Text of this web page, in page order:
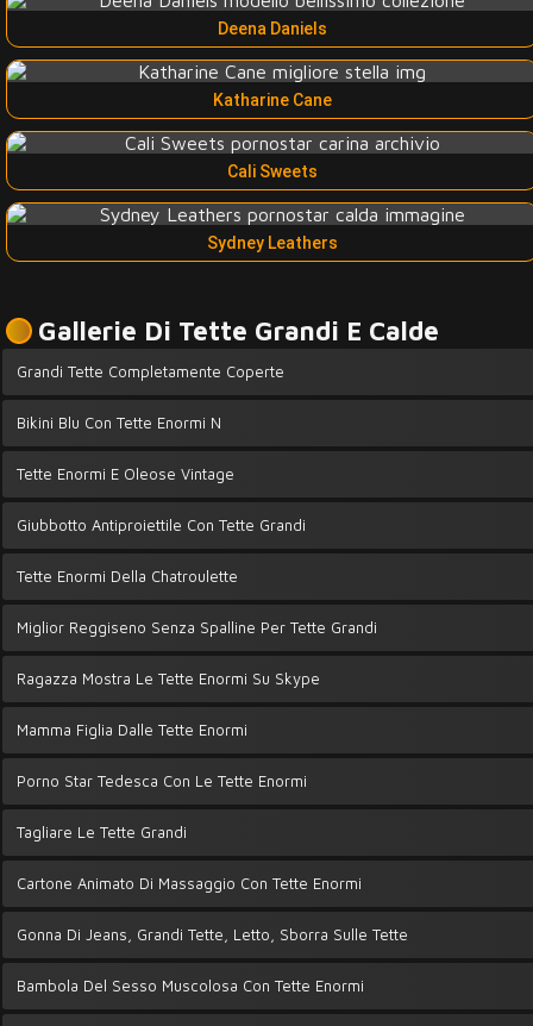
Deena Daniels
Katharine Cane
Cali Sweets
Sydney Leathers
Gallerie Di Tette Grandi E Calde
Grandi Tette Completamente Coperte
Bikini Blu Con Tette Enormi N
Tette Enormi E Oleose Vintage
Giubbotto Antiproiettile Con Tette Grandi
Tette Enormi Della Chatroulette
Miglior Reggiseno Senza Spalline Per Tette Grandi
Ragazza Mostra Le Tette Enormi Su Skype
Mamma Figlia Dalle Tette Enormi
Porno Star Tedesca Con Le Tette Enormi
Tagliare Le Tette Grandi
Cartone Animato Di Massaggio Con Tette Enormi
Gonna Di Jeans, Grandi Tette, Letto, Sborra Sulle Tette
Bambola Del Sesso Muscolosa Con Tette Enormi